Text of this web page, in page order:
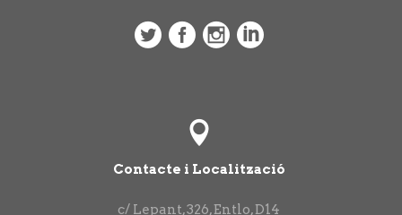
Contacte i Localització
c/ Lepant, 326, Entlo, D14